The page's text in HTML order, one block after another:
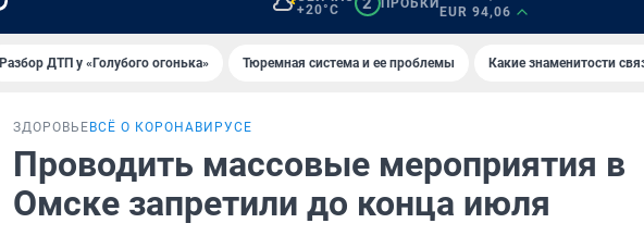
+20°C
ПРОБКИ
EUR 94,06
Разбор ДТП у «Голубого огонька» Тюремная система и ее проблемы Какие знаменитости
ЗДОРОВЬЕ ВСЁ О КОРОНАВИРУСЕ
Проводить массовые мероприятия в
Омске запретили до конца июля